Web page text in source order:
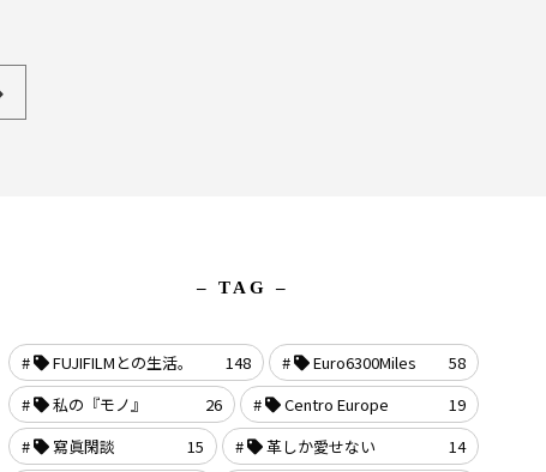
– TAG –
FUJIFILMとの生活。 148 Euro6300Miles
58
私の『モノ』
26 Centro Europe
19
寫眞閑談
15 革しか愛せない 14